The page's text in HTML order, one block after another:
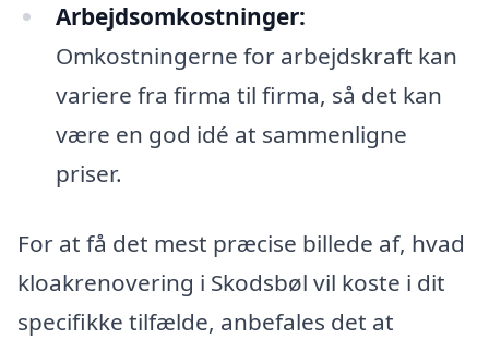
Arbejdsomkostninger:
Omkostningerne for arbejdskraft kan
variere fra firma til firma, så det kan
være en god idé at sammenligne
priser.
For at få det mest præcise billede af, hvad
kloakrenovering i Skodsbøl vil koste i dit
specifikke tilfælde, anbefales det at